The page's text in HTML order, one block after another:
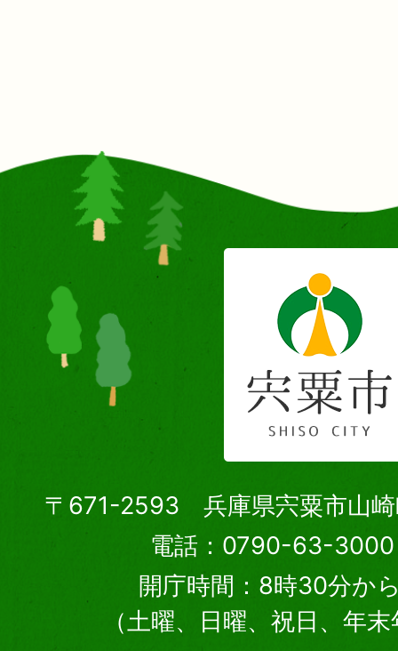
〒671-2593 兵庫県宍粟市山崎
電話：0790-63-3000
開庁時間：8時30分か
（土曜、日曜、祝日、年